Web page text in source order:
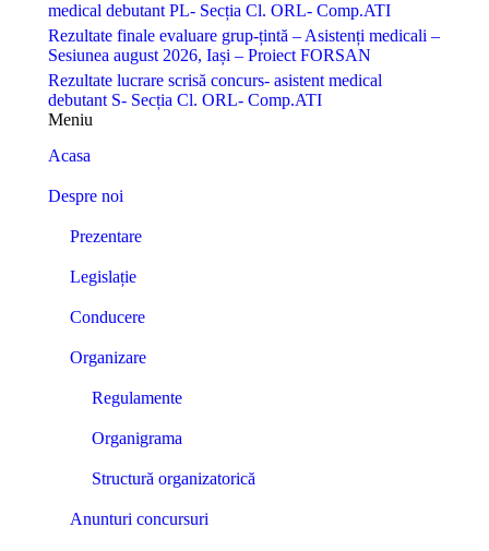
medical debutant PL- Secția Cl. ORL- Comp.ATI
Rezultate finale evaluare grup-țintă – Asistenți medicali –
Sesiunea august 2026, Iași – Proiect FORSAN
Rezultate lucrare scrisă concurs- asistent medical
debutant S- Secția Cl. ORL- Comp.ATI
Meniu
Acasa
Despre noi
Prezentare
Legislație
Conducere
Organizare
Regulamente
Organigrama
Structură organizatorică
Anunturi concursuri